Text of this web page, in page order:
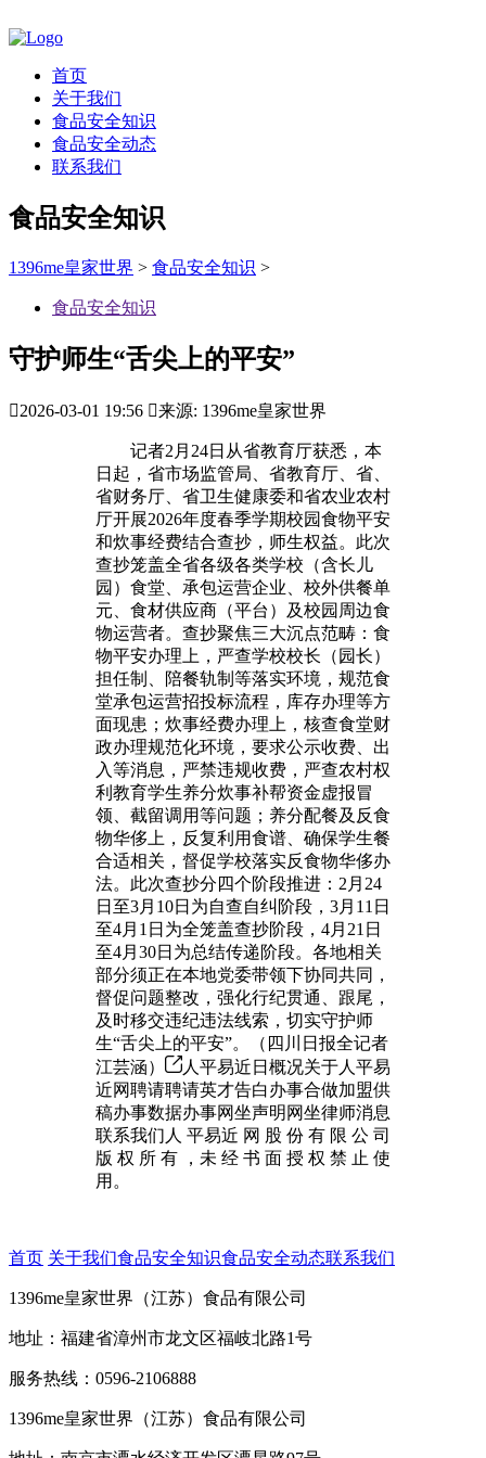
首页
关于我们
食品安全知识
食品安全动态
联系我们
食品安全知识
1396me皇家世界 > 食品安全知识 >
食品安全知识
守护师生“舌尖上的平安”
2026-03-01 19:56 来源: 1396me皇家世界
记者2月24日从省教育厅获悉，本
日起，省市场监管局、省教育厅、省、
省财务厅、省卫生健康委和省农业农村
厅开展2026年度春季学期校园食物平安
和炊事经费结合查抄，师生权益。此次
查抄笼盖全省各级各类学校（含长儿
园）食堂、承包运营企业、校外供餐单
元、食材供应商（平台）及校园周边食
物运营者。查抄聚焦三大沉点范畴：食
物平安办理上，严查学校校长（园长）
担任制、陪餐轨制等落实环境，规范食
堂承包运营招投标流程，库存办理等方
面现患；炊事经费办理上，核查食堂财
政办理规范化环境，要求公示收费、出
入等消息，严禁违规收费，严查农村权
利教育学生养分炊事补帮资金虚报冒
领、截留调用等问题；养分配餐及反食
物华侈上，反复利用食谱、确保学生餐
合适相关，督促学校落实反食物华侈办
法。此次查抄分四个阶段推进：2月24
日至3月10日为自查自纠阶段，3月11日
至4月1日为全笼盖查抄阶段，4月21日
至4月30日为总结传递阶段。各地相关
部分须正在本地党委带领下协同共同，
督促问题整改，强化行纪贯通、跟尾，
及时移交违纪违法线索，切实守护师
生“舌尖上的平安”。（四川日报全记者
江芸涵）
人平易近日概况关于人平易
近网聘请聘请英才告白办事合做加盟供
稿办事数据办事网坐声明网坐律师消息
联系我们人 平易近 网 股 份 有 限 公 司
版 权 所 有 ，未 经 书 面 授 权 禁 止 使
用。
首页 关于我们食品安全知识食品安全动态联系我们
1396me皇家世界（江苏）食品有限公司
地址：福建省漳州市龙文区福岐北路1号
服务热线：0596-2106888
1396me皇家世界（江苏）食品有限公司